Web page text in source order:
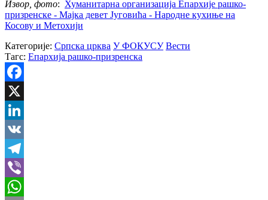
Извор, фото: Хуманитарна организација Епархије рашко-
призренске - Мајка девет Југовића - Народне кухиње на
Косову и Метохији
Категорије: Српска црква У ФОКУСУ Вести
Тагс: Епархија рашко-призренска
Facebook
X
LinkedIn
VK
Telegram
Viber